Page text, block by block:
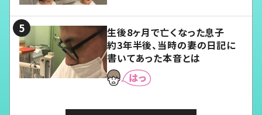
生後8ヶ月で亡くなった息子
約3年半後、当時の妻の日記に
書いてあった本音とは